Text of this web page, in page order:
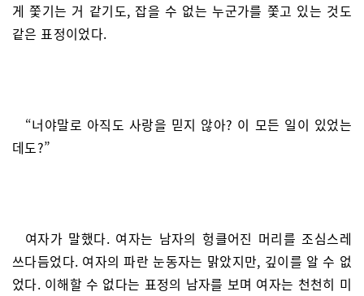
게 쫓기는 거 같기도, 잡을 수 없는 누군가를 쫓고 있는 것도
같은 표정이었다.
“너야말로 아직도 사랑을 믿지 않아? 이 모든 일이 있었는
데도?”
여자가 말했다. 여자는 남자의 헝클어진 머리를 조심스레
쓰다듬었다. 여자의 파란 눈동자는 맑았지만, 깊이를 알 수 없
었다. 이해할 수 없다는 표정의 남자를 보며 여자는 천천히 미